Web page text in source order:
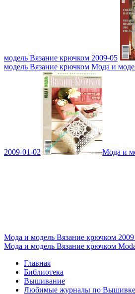
модель Вязание крючком 2009-05
модель Вязание крючком Мода и
2009-01-02 Мода и
Мода и модель Вязание крючком
Мода и модель Вязание крючком
Главная
Библиотека
Вышивание
Любимые журналы по Вышивке